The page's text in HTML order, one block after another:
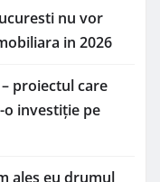
nu vor
in 2026
proiectul care
investiție pe
ales eu drumul